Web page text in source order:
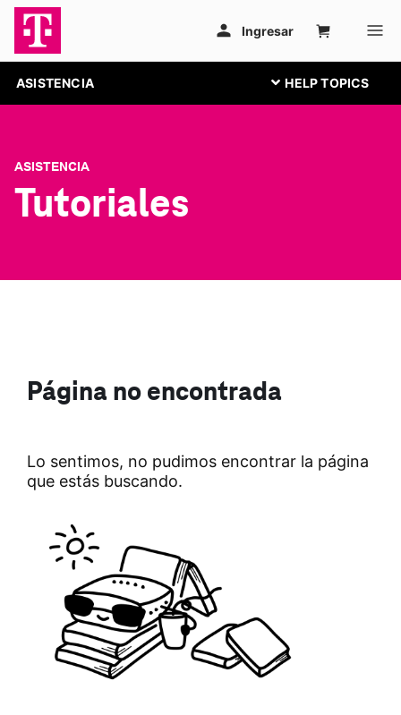
ASISTENCIA
ASISTENCIA
Tutoriales